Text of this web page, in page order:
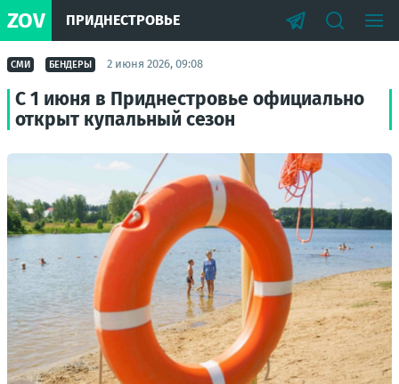
ZOV ПРИДНЕСТРОВЬЕ
СМИ БЕНДЕРЫ 2 июня 2026, 09:08
С 1 июня в Приднестровье официально
открыт купальный сезон